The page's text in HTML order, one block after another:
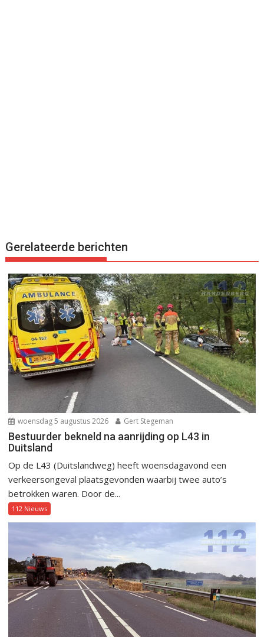
Gerelateerde berichten
woensdag 5 augustus 2026 Gert Stegeman
Bestuurder bekneld na aanrijding op L43 in
Duitsland
Op de L43 (Duitslandweg) heeft woensdagavond een
verkeersongeval plaatsgevonden waarbij twee auto’s
betrokken waren. Door de...
112 Nieuws